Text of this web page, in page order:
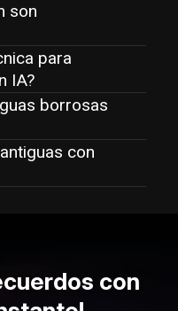
son
para
IA?
borrosas
con
con